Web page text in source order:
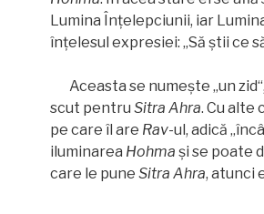
Lumina Înţelepciunii, iar
înţelesul expresiei: „Să ştii ce
Aceasta se numeşte „un
scut pentru Sitra Ahra. Cu alte
pe care îl are Rav-ul, adică
iluminarea Hohma şi se poate
care le pune Sitra Ahra, atunci